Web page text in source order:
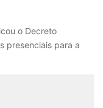
o Decreto
presenciais para a